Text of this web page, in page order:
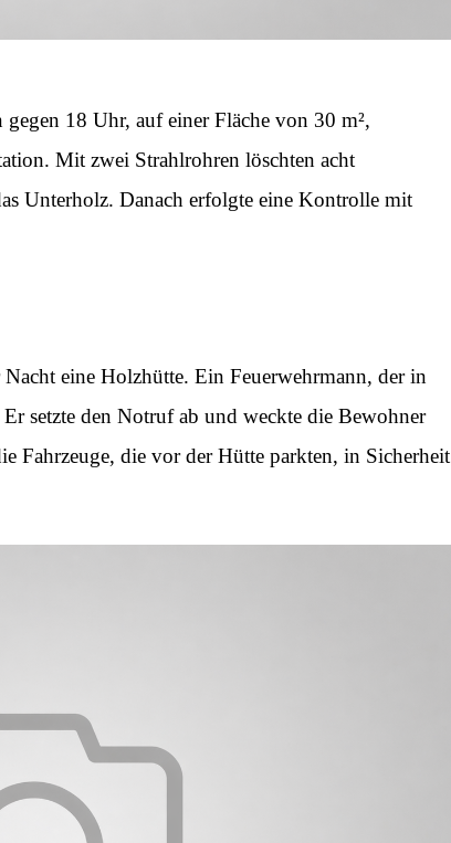
18 Uhr, auf einer Fläche von 30 m²,
Mit zwei Strahlrohren löschten acht
Unterholz. Danach erfolgte eine Kontrolle mit
eine Holzhütte. Ein Feuerwehrmann, der in
setzte den Notruf ab und weckte die Bewohner
Fahrzeuge, die vor der Hütte parkten, in Sicherheit